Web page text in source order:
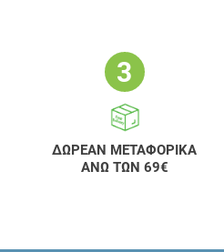
ΔΩΡΕΑΝ ΜΕΤΑΦΟΡΙΚΑ
ΑΝΩ ΤΩΝ 69€